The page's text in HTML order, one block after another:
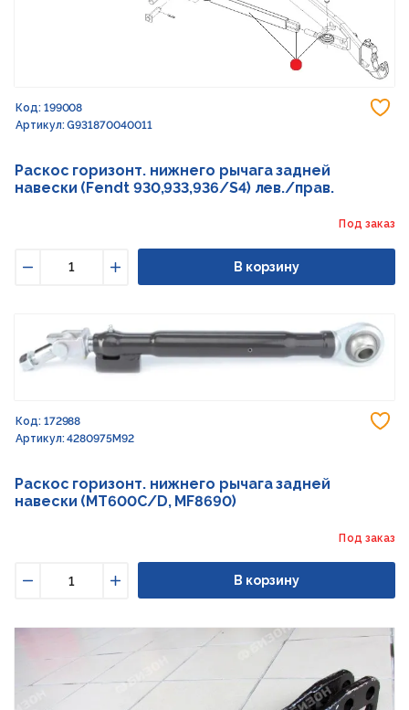
Код: 199008
Артикул: G931870040011
Раскос горизонт. нижнего рычага задней
навески (Fendt 930,933,936/S4) лев./прав.
Под заказ
Увеличить
В корзину
Код: 172988
Артикул: 4280975M92
Раскос горизонт. нижнего рычага задней
навески (MT600C/D, MF8690)
Под заказ
Увеличить
В корзину